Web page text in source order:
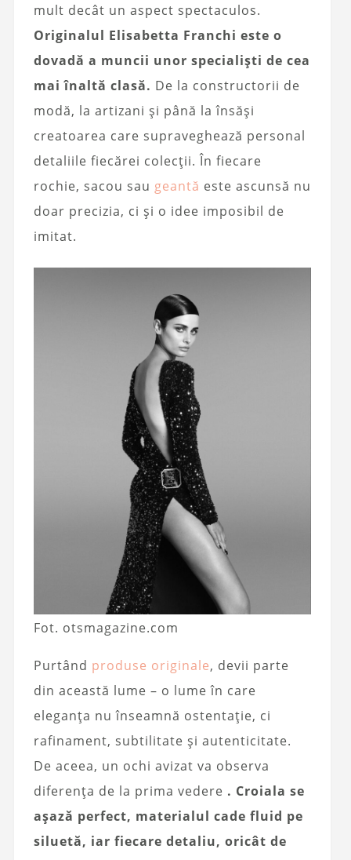
mult decât un aspect spectaculos.
Originalul Elisabetta Franchi este o
dovadă a muncii unor specialiști de cea
mai înaltă clasă. De la constructorii de
modă, la artizani și până la însăși
creatoarea care supraveghează personal
detaliile fiecărei colecții. În fiecare
rochie, sacou sau geantă este ascunsă nu
doar precizia, ci și o idee imposibil de
imitat.
Fot. otsmagazine.com
Purtând produse originale, devii parte
din această lume – o lume în care
eleganța nu înseamnă ostentație, ci
rafinament, subtilitate și autenticitate.
De aceea, un ochi avizat va observa
diferența de la prima vedere . Croiala se
așază perfect, materialul cade fluid pe
siluetă, iar fiecare detaliu, oricât de